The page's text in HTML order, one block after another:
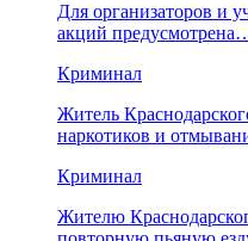
Для организаторов и
акций
Криминал
Житель
наркотиков и
Криминал
Жителю